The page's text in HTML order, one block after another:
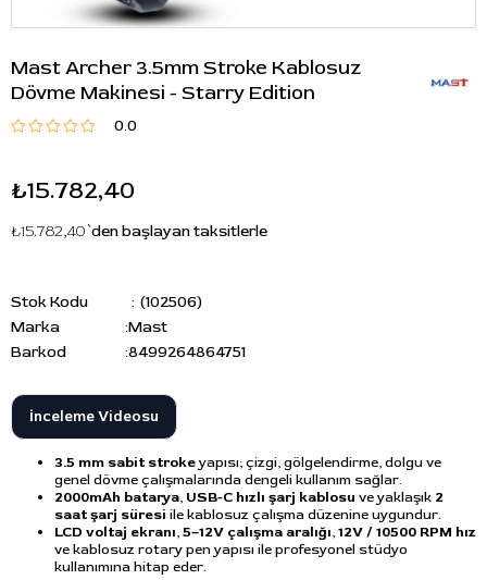
Mast Archer 3.5mm Stroke Kablosuz
Dövme Makinesi - Starry Edition
0.0
₺15.782,40
₺15.782,40`den başlayan taksitlerle
Stok Kodu
(102506)
Marka
:Mast
Barkod
:8499264864751
İnceleme Videosu
3.5 mm sabit strokeyapısı; çizgi, gölgelendirme, dolgu ve
genel dövme çalışmalarında dengeli kullanım sağlar.
2000mAh batarya, USB-C hızlı şarj kablosu ve yaklaşık 2
saat şarj süresi ile kablosuz çalışma düzenine uygundur.
LCD voltaj ekranı,5–12V çalışma aralığı,12V / 10500 RPM hız
ve kablosuz rotary pen yapısı ile profesyonel stüdyo
kullanımına hitap eder.